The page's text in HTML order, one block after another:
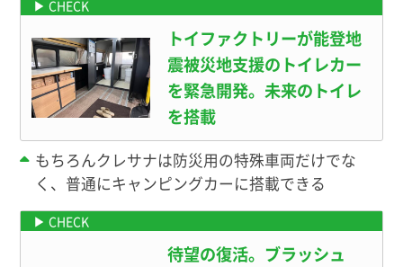
トイファクトリーが能登地
震被災地支援のトイレカー
を緊急開発。未来のトイレ
を搭載
もちろんクレサナは防災用の特殊車両だけでな
く、普通にキャンピングカーに搭載できる
待望の復活。ブラッシュ